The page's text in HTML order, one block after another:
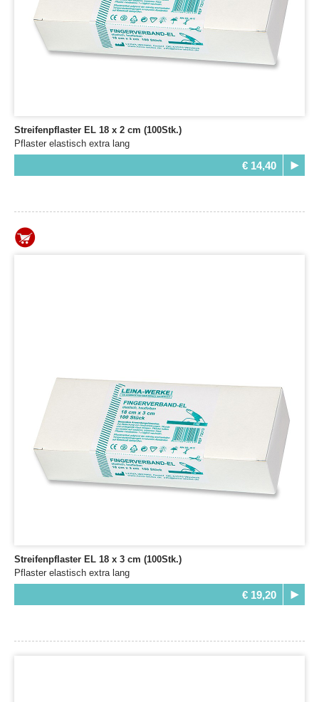
Streifenpflaster EL 18 x 2 cm (100Stk.)
Pflaster elastisch extra lang
€ 14,40
Streifenpflaster EL 18 x 3 cm (100Stk.)
Pflaster elastisch extra lang
€ 19,20